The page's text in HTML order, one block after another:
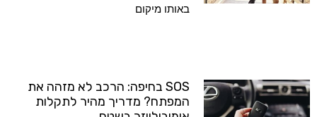
באותו מיקום
SOS בחיפה: הרכב לא מזהה את
המפתח? מדריך מהיר לתקלות